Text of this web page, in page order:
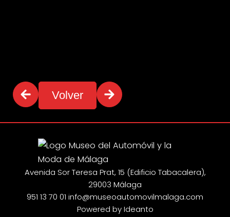
Volver
Avenida Sor Teresa Prat, 15 (Edificio Tabacalera),
29003 Málaga
951 13 70 01 info@museoautomovilmalaga.com
Powered by Ideanto